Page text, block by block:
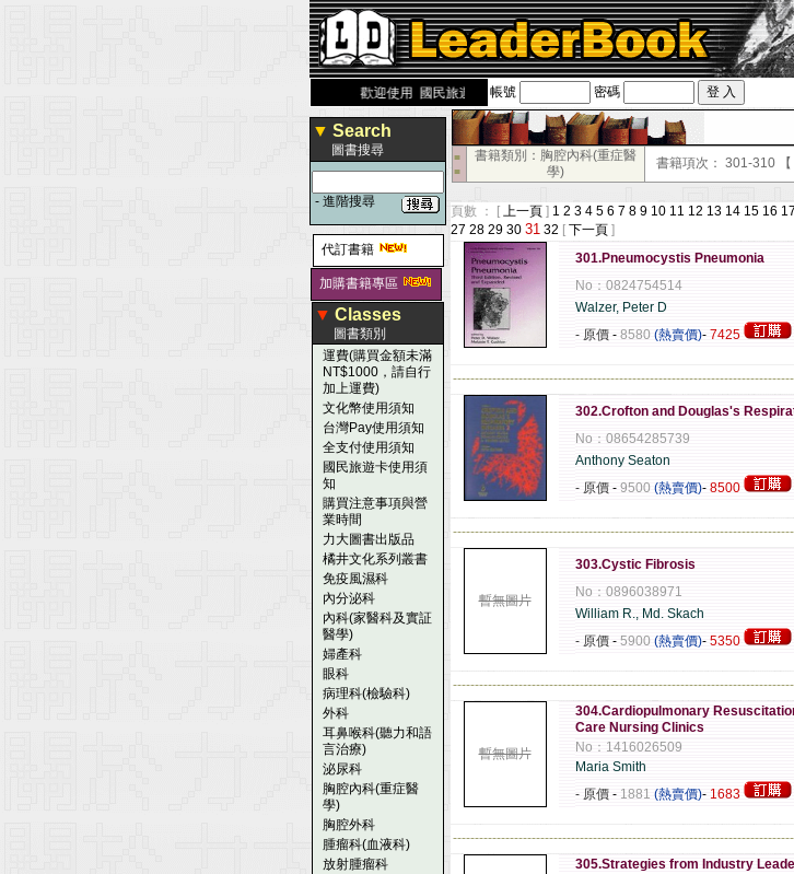
歡迎使用 國民旅遊卡！！ 帳號 密碼
▼ Search
圖書搜尋
- 進階搜尋
代訂書籍
加購書籍專區
▼ Classes
圖書類別
運費(購買金額未滿
NT$1000，請自行
加上運費)
文化幣使用須知
台灣Pay使用須知
全支付使用須知
國民旅遊卡使用須
知
購買注意事項與營
業時間
力大圖書出版品
橘井文化系列叢書
免疫風濕科
內分泌科
內科(家醫科及實証
醫學)
婦產科
眼科
病理科(檢驗科)
外科
耳鼻喉科(聽力和語
言治療)
泌尿科
胸腔內科(重症醫
學)
胸腔外科
腫瘤科(血液科)
放射腫瘤科
■
■
書籍類別：胸腔內科(重症醫
學)
書籍項次： 301-310
頁數 ： [ 上一頁 ] 1 2 3 4 5 6 7 8 9 10 11 12 13 14 15 16 17
27 28 29 30 31 32 [ 下一頁 ]
301.Pneumocystis Pneumonia
No：0824754514
Walzer, Peter D
- 原價 - 8580 (熱賣價)- 7425
302.Crofton and Douglas's
No：08654285739
Anthony Seaton
- 原價 - 9500 (熱賣價)- 8500
暫無圖片
303.Cystic Fibrosis
No：0896038971
William R., Md. Skach
- 原價 - 5900 (熱賣價)- 5350
暫無圖片
304.Cardiopulmonary
Care Nursing Clinics
No：1416026509
Maria Smith
- 原價 - 1881 (熱賣價)- 1683
305.Strategies from Industry